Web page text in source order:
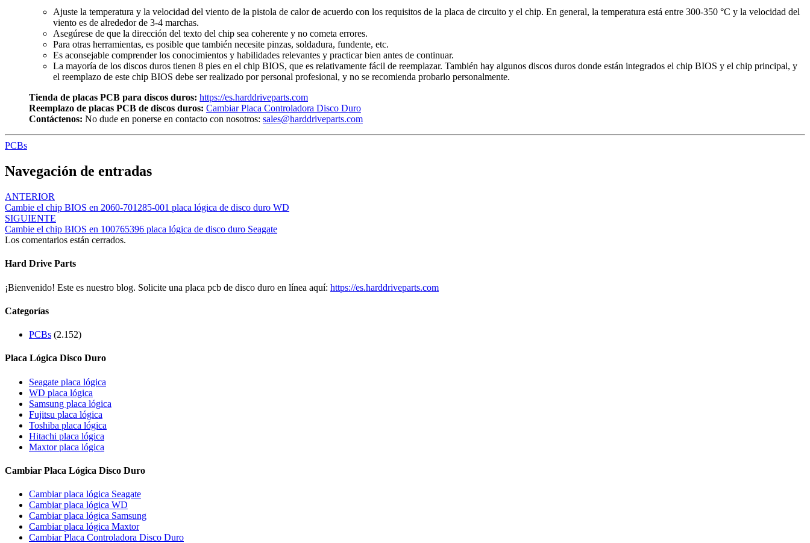
Ajuste la temperatura y la velocidad del viento de la pistola de calor de acuerdo con los requisitos de la placa de circuito y el chip. En general, la temperatura está entre 300-350 °C y la velocidad del
viento es de alrededor de 3-4 marchas.
Asegúrese de que la dirección del texto del chip sea coherente y no cometa errores.
Para otras herramientas, es posible que también necesite pinzas, soldadura, fundente, etc.
Es aconsejable comprender los conocimientos y habilidades relevantes y practicar bien antes de continuar.
La mayoría de los discos duros tienen 8 pies en el chip BIOS, que es relativamente fácil de reemplazar. También hay algunos discos duros donde están integrados el chip BIOS y el chip principal, y
el reemplazo de este chip BIOS debe ser realizado por personal profesional, y no se recomienda probarlo personalmente.
Tienda de placas PCB para discos duros: https://es.harddriveparts.com
Reemplazo de placas PCB de discos duros: Cambiar Placa Controladora Disco Duro
Contáctenos: No dude en ponerse en contacto con nosotros: sales@harddriveparts.com
PCBs
Navegación de entradas
ANTERIOR
Cambie el chip BIOS en 2060-701285-001 placa lógica de disco duro WD
SIGUIENTE
Cambie el chip BIOS en 100765396 placa lógica de disco duro Seagate
Los comentarios están cerrados.
Hard Drive Parts
¡Bienvenido! Este es nuestro blog. Solicite una placa pcb de disco duro en línea aquí: https://es.harddriveparts.com
Categorías
PCBs (2.152)
Placa Lógica Disco Duro
Seagate placa lógica
WD placa lógica
Samsung placa lógica
Fujitsu placa lógica
Toshiba placa lógica
Hitachi placa lógica
Maxtor placa lógica
Cambiar Placa Lógica Disco Duro
Cambiar placa lógica Seagate
Cambiar placa lógica WD
Cambiar placa lógica Samsung
Cambiar placa lógica Maxtor
Cambiar Placa Controladora Disco Duro